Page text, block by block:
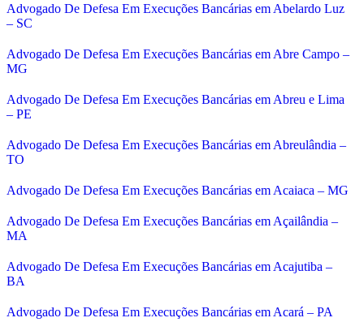
Advogado De Defesa Em Execuções Bancárias em Abelardo Luz
– SC
Advogado De Defesa Em Execuções Bancárias em Abre Campo –
MG
Advogado De Defesa Em Execuções Bancárias em Abreu e Lima
– PE
Advogado De Defesa Em Execuções Bancárias em Abreulândia –
TO
Advogado De Defesa Em Execuções Bancárias em Acaiaca – MG
Advogado De Defesa Em Execuções Bancárias em Açailândia –
MA
Advogado De Defesa Em Execuções Bancárias em Acajutiba –
BA
Advogado De Defesa Em Execuções Bancárias em Acará – PA